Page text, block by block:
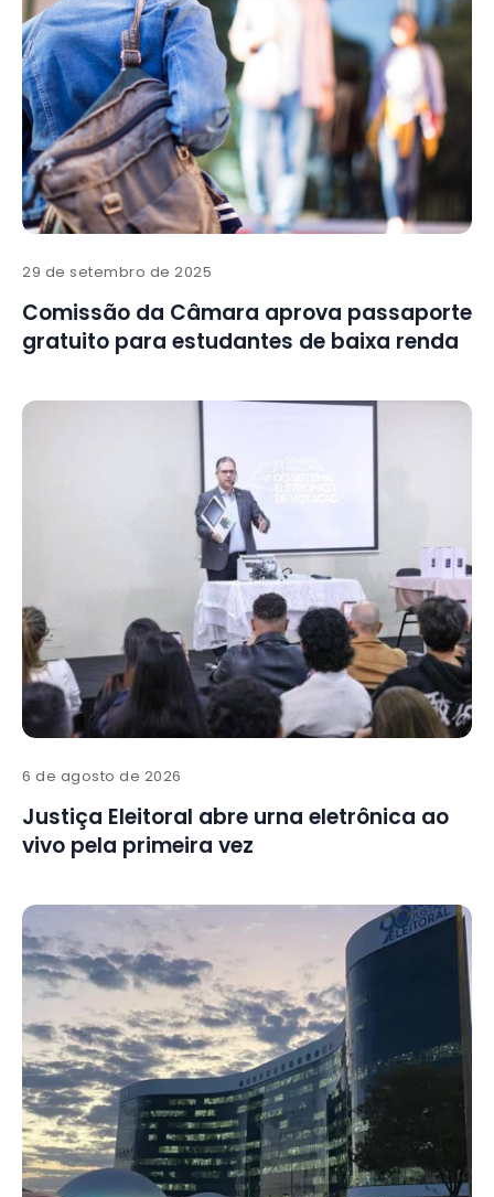
29 de setembro de 2025
Comissão da Câmara aprova passaporte
gratuito para estudantes de baixa renda
6 de agosto de 2026
Justiça Eleitoral abre urna eletrônica ao
vivo pela primeira vez